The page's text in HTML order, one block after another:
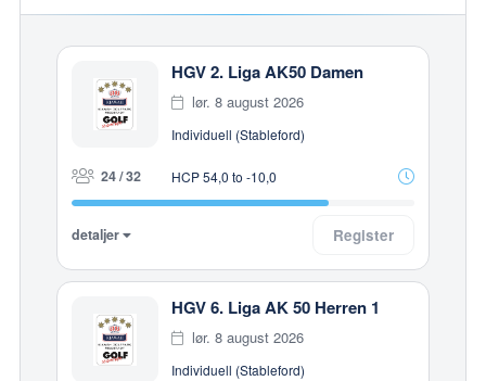
HGV 2. Liga AK50 Damen
lør. 8 august 2026
Individuell (Stableford)
24 / 32 HCP 54,0 to -10,0
detaljer Register
HGV 6. Liga AK 50 Herren 1
lør. 8 august 2026
Individuell (Stableford)